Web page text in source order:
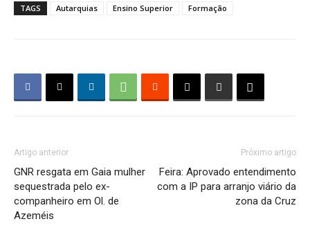
TAGS Autarquias Ensino Superior Formação
Artigo anterior
GNR resgata em Gaia mulher
sequestrada pelo ex-
companheiro em Ol. de
Azeméis
Próximo artigo
Feira: Aprovado entendimento
com a IP para arranjo viário da
zona da Cruz